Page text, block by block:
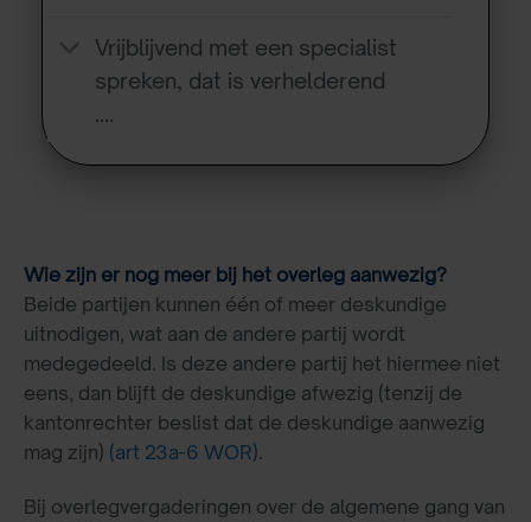
Vrijblijvend met een specialist
spreken, dat is verhelderend
….
Wie zijn er nog meer bij het overleg aanwezig?
Beide partijen kunnen één of meer deskundige
uitnodigen, wat aan de andere partij wordt
medegedeeld. Is deze andere partij het hiermee niet
eens, dan blijft de deskundige afwezig (tenzij de
kantonrechter beslist dat de deskundige aanwezig
mag zijn) (art 23a-6 WOR).
Bij overlegvergaderingen over de algemene gang van